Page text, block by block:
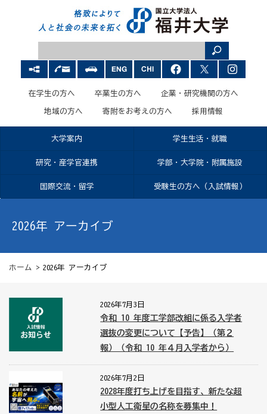
在学生の方へ 卒業生の方へ 企業・研究機関の方へ
地域の方へ 寄附をお考えの方へ 採用情報
大学案内 学生生活・就職
研究・産学官連携 学部・大学院・附属施設
国際交流・留学 受験生の方へ（入試情報）
2026年 アーカイブ
ホーム > 2026年 アーカイブ
2026年7月3日
令和 10 年度工学部改組に係る入学者
選抜の変更について【予告】（第２
報）（令和 10 年４月入学者から）
2026年7月2日
2028年度打ち上げを目指す、新たな超
小型人工衛星の名称を募集中！